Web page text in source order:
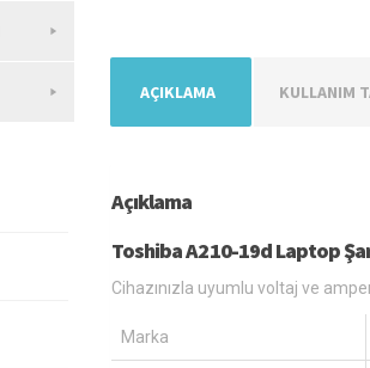
AÇIKLAMA KULLANIM
Açıklama
Toshiba A210-19d Laptop
Cihazınızla uyumlu voltaj ve
Marka